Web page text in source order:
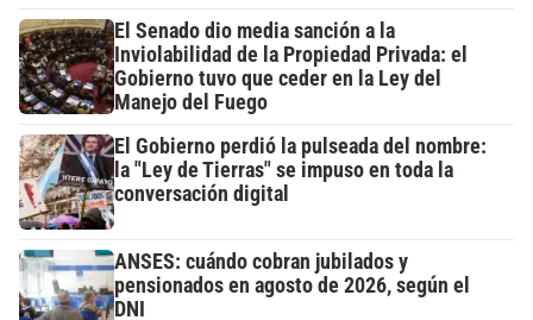
El Senado dio media sanción a la
Inviolabilidad de la Propiedad Privada: el
Gobierno tuvo que ceder en la Ley del
Manejo del Fuego
El Gobierno perdió la pulseada del nombre:
la "Ley de Tierras" se impuso en toda la
conversación digital
ANSES: cuándo cobran jubilados y
pensionados en agosto de 2026, según el
DNI